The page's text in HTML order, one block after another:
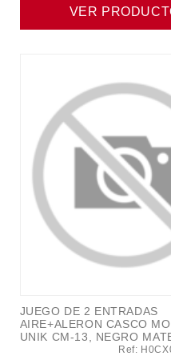
VER
JUEGO DE 2 ENTRADAS
AIRE+ALERON CASCO
UNIK CM-13, NEGRO
Ref: